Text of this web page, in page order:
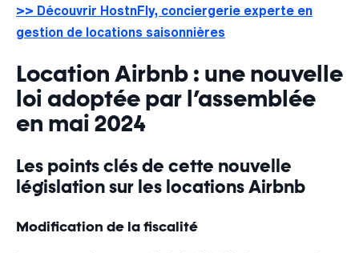
>> Découvrir HostnFly, conciergerie experte en
gestion de locations saisonnières
Location Airbnb : une nouvelle
loi adoptée par l’assemblée
en mai 2024
Les points clés de cette nouvelle
législation sur les locations Airbnb
Modification de la fiscalité